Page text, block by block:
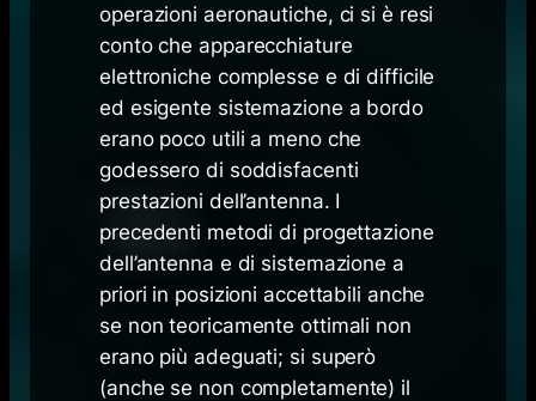
operazioni aeronautiche, ci si è resi
conto che apparecchiature
elettroniche complesse e di difficile
ed esigente sistemazione a bordo
erano poco utili a meno che
godessero di soddisfacenti
prestazioni dell’antenna. I
precedenti metodi di progettazione
dell’antenna e di sistemazione a
priori in posizioni accettabili anche
se non teoricamente ottimali non
erano più adeguati; si superò
(anche se non completamente) il